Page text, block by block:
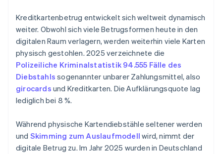
Kreditkartenbetrug entwickelt sich weltweit dynamisch
weiter. Obwohl sich viele Betrugsformen heute in den
digitalen Raum verlagern, werden weiterhin viele Karten
physisch gestohlen. 2025 verzeichnete die
Polizeiliche Kriminalstatistik 94.555 Fälle des
Diebstahls sogenannter unbarer Zahlungsmittel, also
girocards und Kreditkarten. Die Aufklärungsquote lag
lediglich bei 8 %.
Während physische Kartendiebstähle seltener werden
und Skimming zum Auslaufmodell wird, nimmt der
digitale Betrug zu. Im Jahr 2025 wurden in Deutschland